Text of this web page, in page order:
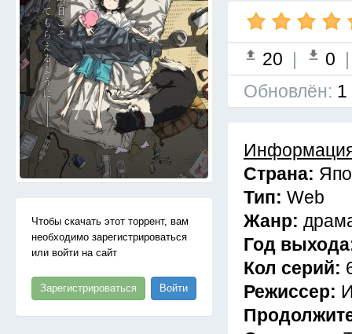
Чтобы скачать этот торрент, вам
необходимо зарегистрироваться
или войти на сайт
Зарегистрироваться Войти
20 | 0
Обновлён: 1
Страна:
Тип: Web
Жанр:
Год
Кол серий:
Режиссер: